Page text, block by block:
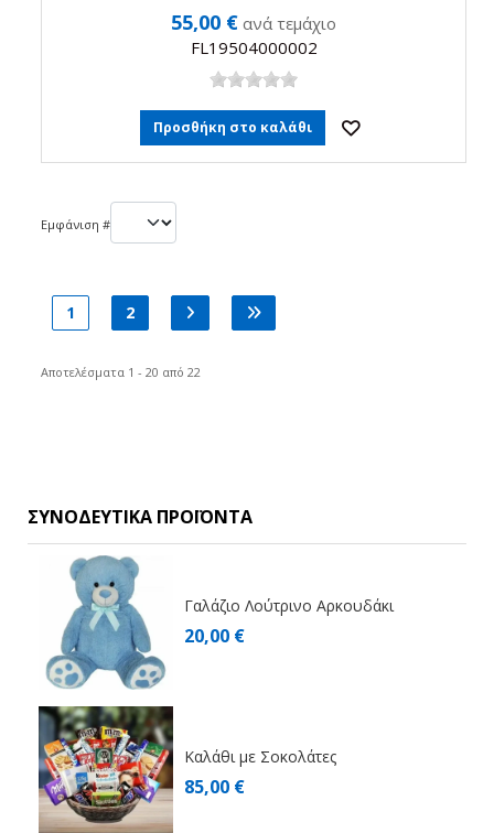
ΣΥΝΟΔΕΥΤΙΚΆ ΠΡΟΪΌΝΤΑ
Γαλάζιο Λούτρινο Αρκουδάκι
20,00 €
Καλάθι με Σοκολάτες
85,00 €
55,00 € ανά τεμάχιο
FL19504000002
Προσθήκη στο καλάθι
Εμφάνιση #
1 2
Αποτελέσματα 1 - 20 από 22